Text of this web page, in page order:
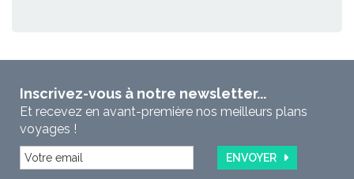
Inscrivez-vous à notre newsletter...
Et recevez en avant-première nos meilleurs plans
voyages !
ENVOYER